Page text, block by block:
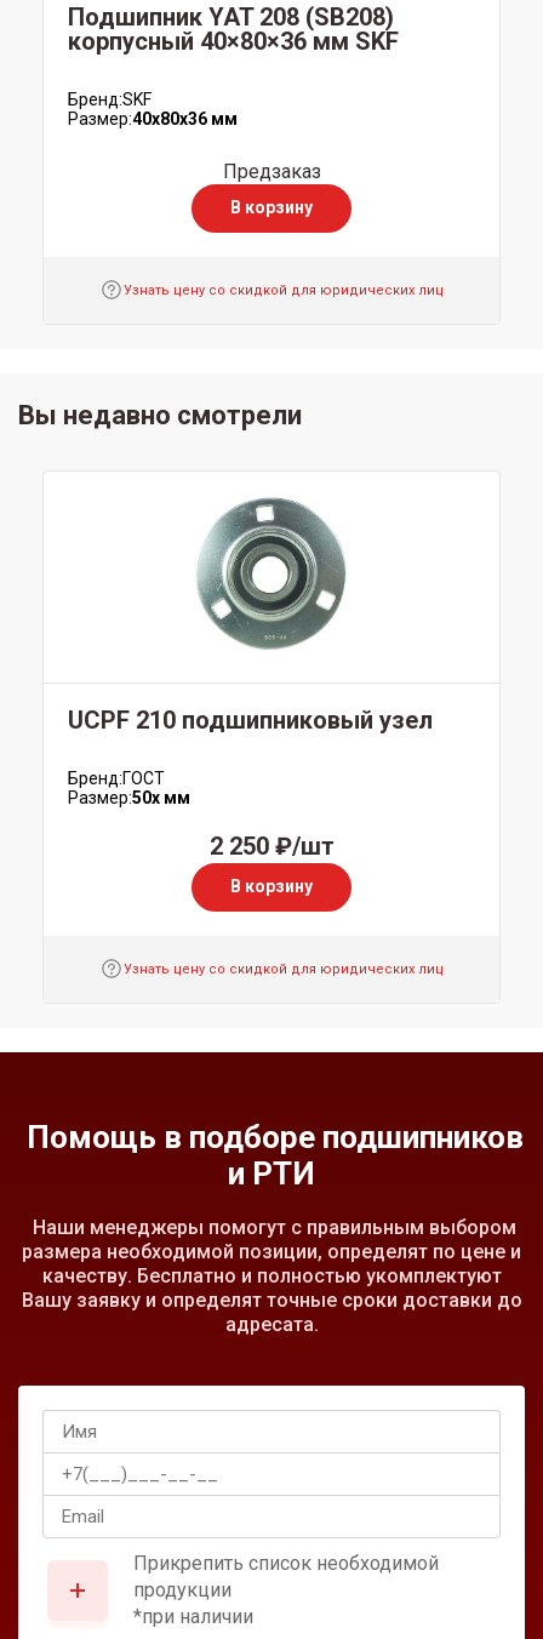
Подшипник YAT 208 (SB208)
корпусный 40×80×36 мм SKF
Бренд:SKF
Размер:40x80x36 мм
Предзаказ
В корзину
Узнать цену со скидкой для юридических лиц
Вы недавно смотрели
UCPF 210 подшипниковый узел
Бренд:ГОСТ
Размер:50x мм
2 250 ₽/шт
В корзину
Узнать цену со скидкой для юридических лиц
Помощь в подборе подшипников
и РТИ
Наши менеджеры помогут с правильным выбором
размера необходимой позиции, определят по цене и
качеству. Бесплатно и полностью укомплектуют
Вашу заявку и определят точные сроки доставки до
адресата.
Прикрепить список необходимой
продукции
*при наличии